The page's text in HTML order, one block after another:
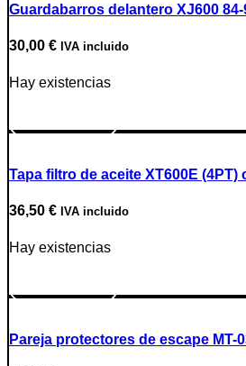
Guardabarros delantero XJ600 84-
30,00 € IVA incluido
Hay existencias
Tapa filtro de aceite XT600E (4PT)
36,50 € IVA incluido
Hay existencias
Pareja protectores de escape MT-